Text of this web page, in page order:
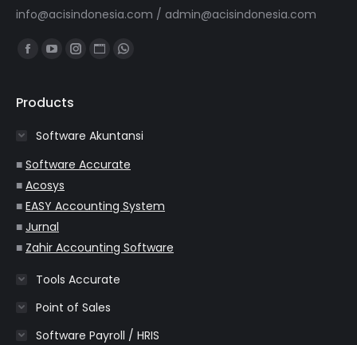
info@acisindonesia.com / admin@acisindonesia.com
Find us on:
Facebook
opens
new
window
YouTube
opens
new
window
Instagram
new
window
Website
new
window
Whatsapp
new
window
Products
Software Akuntansi
■ Software Accurate
■ Acosys
■ EASY Accounting System
■ Jurnal
■ Zahir Accounting Software
Tools Accurate
Point of Sales
Software Payroll / HRIS